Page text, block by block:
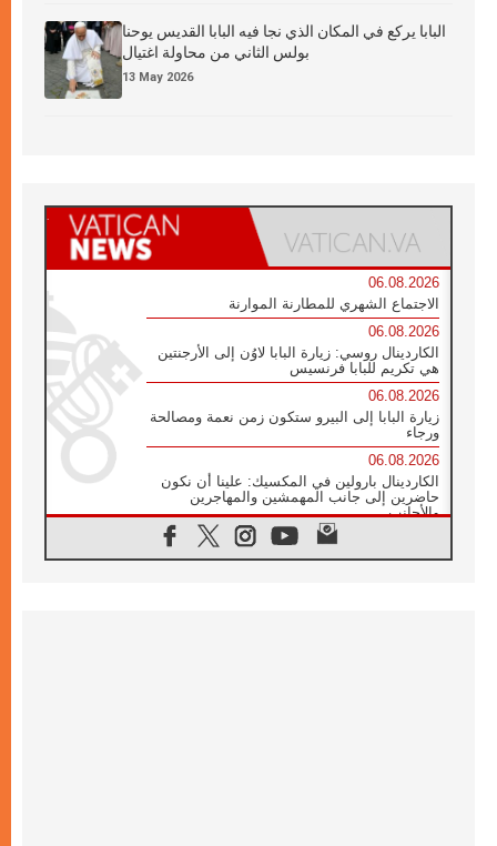
البابا يركع في المكان الذي نجا فيه البابا القديس يوحنا
بولس الثاني من محاولة اغتيال
13 May 2026
06.08.2026
الاجتماع الشهري للمطارنة الموارنة
06.08.2026
الكاردينال روسي: زيارة البابا لاوُن إلى الأرجنتين
هي تكريم للبابا فرنسيس
06.08.2026
زيارة البابا إلى البيرو ستكون زمن نعمة ومصالحة
ورجاء
06.08.2026
الكاردينال بارولين في المكسيك: علينا أن نكون
حاضرين إلى جانب المهمشين والمهاجرين
والأجانب
البابا لاوُن الرابع عشر للشباب في أسيزي: